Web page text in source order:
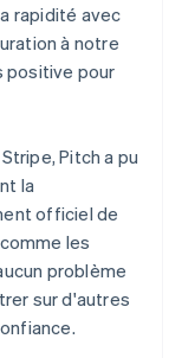
rapidité avec
à notre
positive pour
Pitch a pu
la
officiel de
les
problème
sur d'autres